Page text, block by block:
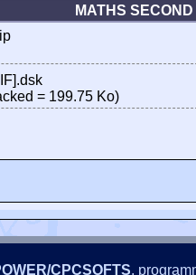
MATHS
= 199.75 Ko)
CPCSOFTS,